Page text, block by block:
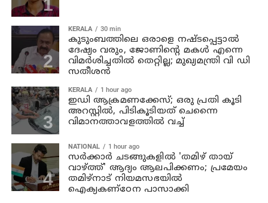
KERALA 30 min
കുടുംബത്തിലെ ഒരാളെ നഷ്ടപ്പെട്ടാല്‍
ദേഷ്യം വരും, ജോണിന്റെ മകള്‍ എന്നെ
വിമര്‍ശിച്ചതില്‍ തെറ്റില്ല; മുഖ്യമന്ത്രി വി ഡി
സതീശന്‍
KERALA 1 hour ago
ഇഡി ആക്രമണക്കേസ്; ഒരു പ്രതി കൂടി
അറസ്റ്റില്‍, പിടികൂടിയത് ചെന്നൈ
വിമാനത്താവളത്തില്‍ വച്ച്
NATIONAL 1 hour ago
സര്‍ക്കാര്‍ ചടങ്ങുകളില്‍ 'തമിഴ് തായ്
വാഴ്ത്ത്' ആദ്യം ആലപിക്കണം; പ്രമേയം
തമിഴ്നാട് നിയമസഭയില്‍
ഐക്യകണ്‌ഠേന പാസാക്കി